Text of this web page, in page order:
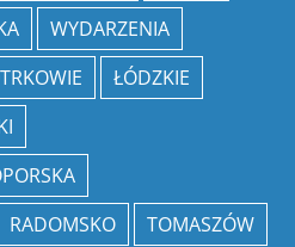
WYDARZENIA
ŁÓDZKIE
RADOMSKO
TOMASZÓW